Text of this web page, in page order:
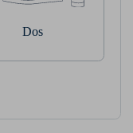
Dos